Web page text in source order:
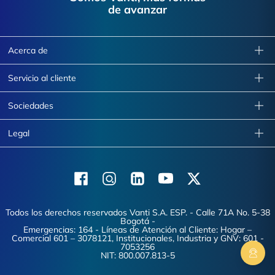
de avanzar
Acerca de
Servicio al cliente
Sociedades
Legal
FacebookInstagramLinkedinYoutubeX (Twitter)
Todos los derechos reservados Vanti S.A. ESP. - Calle 71A No. 5-38
Bogotá -
Emergencias: 164 - Líneas de Atención al Cliente: Hogar –
Comercial 601 – 3078121, Institucionales, Industria y GNV: 601 -
7053256
NIT: 800.007.813-5